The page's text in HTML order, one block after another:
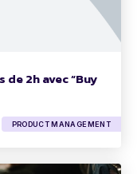
2h avec “Buy
PRODUCT MANAGEMENT